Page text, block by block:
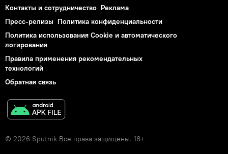
Контакты и сотрудничество Реклама
Пресс-релизы Политика конфиденциальности
Политика использования Cookie и автоматического
логирования
Правила применения рекомендательных
технологий
Обратная связь
© 2026 Sputnik Все права защищены. 18+